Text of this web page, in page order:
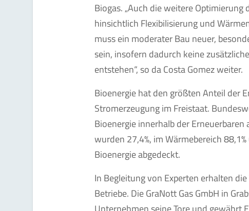
Biogas. „Auch die weitere Optimierung
hinsichtlich Flexibilisierung und
muss ein moderater Bau neuer,
sein, insofern dadurch keine
entstehen“, so da Costa Gomez weiter.
Bioenergie hat den größten Anteil der
Stromerzeugung im Freistaat.
Bioenergie innerhalb der
wurden 27,4%, im Wärmebereich
Bioenergie abgedeckt.
In Begleitung von Experten erhalten
Betriebe. Die GraNott Gas GmbH in